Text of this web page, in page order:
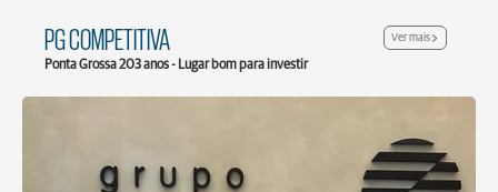
PG COMPETITIVA
Ponta Grossa 203 anos - Lugar bom para investir
Ver mais